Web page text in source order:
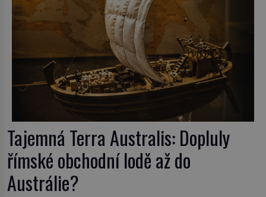
Tajemná Terra Australis: Dopluly
římské obchodní lodě až do
Austrálie?